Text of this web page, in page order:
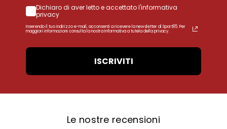
Dichiaro di aver letto e accettato l'informativa
privacy
Inserendo il tuo indirizzo e-mail, acconsenti a ricevere la newsletter di Sport85. Per
maggiori informazioni consulta la nostra Informativa a tutela della privacy.
ISCRIVITI
Le nostre recensioni